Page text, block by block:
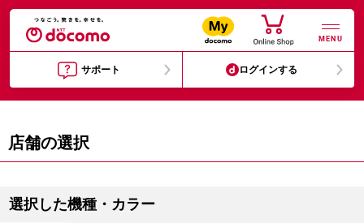
MENU
サポート ログインする
店舗の選択
選択した機種・カラー